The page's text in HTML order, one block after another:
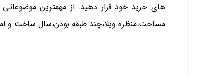
های خرید خود قرار دهید. از مهمترین
مساحت،منظره ویلا،چند طبقه بودن،سال ساخت و